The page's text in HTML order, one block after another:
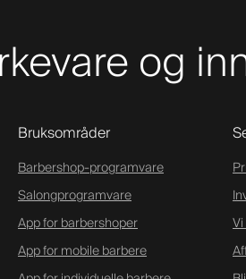
og
Bruksområder
Barbershop-programvare
Salongprogramvare
App for barbershoper
App for mobile barbere